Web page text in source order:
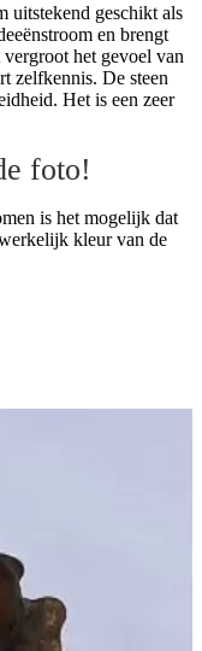
uitstekend geschikt als
en brengt
het gevoel van
zelfkennis. De steen
Het is een zeer
foto!
is het mogelijk dat
kleur van de